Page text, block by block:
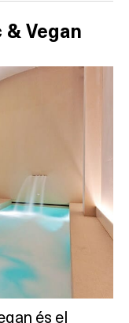
Vegan
és el